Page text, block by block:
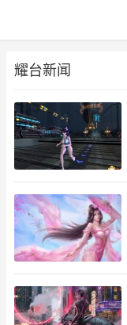
耀台新闻